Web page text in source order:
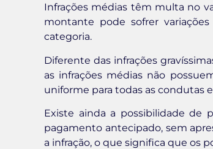
Infrações médias têm multa no
montante pode sofrer
categoria.
Diferente das infrações
as infrações médias não
uniforme para todas as condutas
Existe ainda a possibilidade de
pagamento antecipado, sem
a infração, o que significa que os